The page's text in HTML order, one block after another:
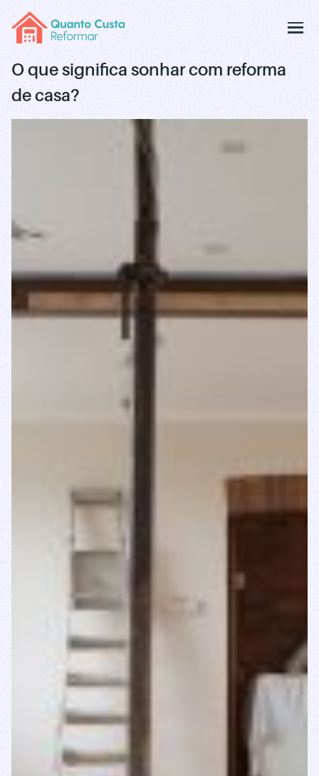
O que significa sonhar com reforma
de casa?